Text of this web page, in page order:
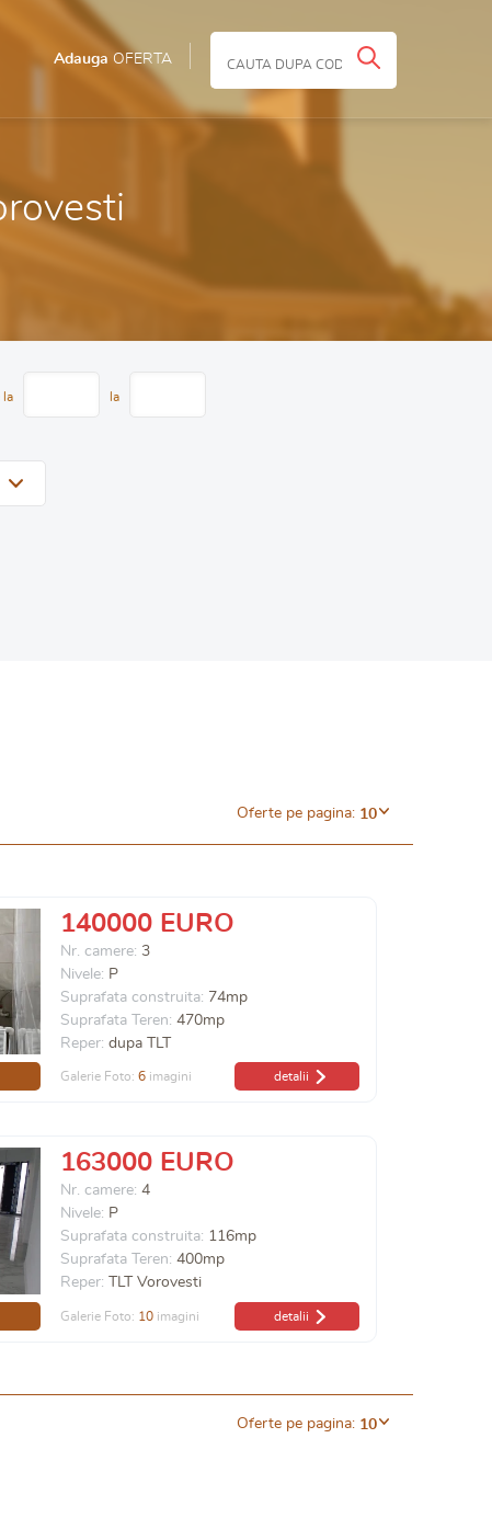
Adauga OFERTA
la la
Oferte pe pagina: 10
140000 EURO
Nr. camere: 3
Nivele: P
Suprafata construita: 74mp
Suprafata Teren: 470mp
Reper: dupa TLT
Galerie Foto: 6 imagini detalii
163000 EURO
Nr. camere: 4
Nivele: P
Suprafata construita: 116mp
Suprafata Teren: 400mp
Reper:
TLT Vorovesti
Galerie Foto: 10 imagini detalii
Oferte pe pagina: 10